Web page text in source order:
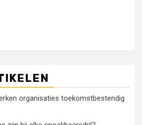
organisaties toekomstbestendig